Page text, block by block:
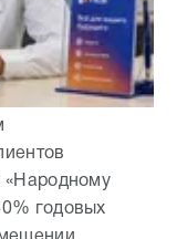
«Народному
годовых